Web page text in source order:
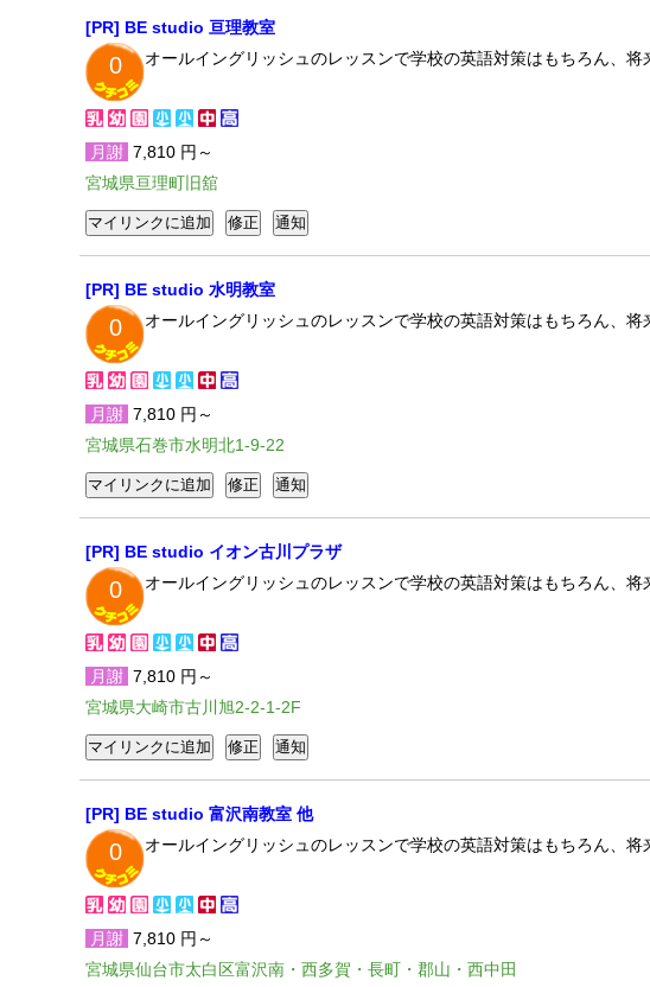
[PR] BE studio 亘理教室
0 オールイングリッシュのレッスンで学校の英語対策はもちろん、
月謝 7,810 円～
宮城県亘理町旧舘
[PR] BE studio 水明教室
0 オールイングリッシュのレッスンで学校の英語対策はもちろん、
月謝 7,810 円～
宮城県石巻市水明北1-9-22
[PR] BE studio イオン古川プラザ
0 オールイングリッシュのレッスンで学校の英語対策はもちろん、
月謝 7,810 円～
宮城県大崎市古川旭2-2-1-2F
[PR] BE studio 富沢南教室 他
0 オールイングリッシュのレッスンで学校の英語対策はもちろん、
月謝 7,810 円～
宮城県仙台市太白区富沢南・西多賀・長町・郡山・西中田